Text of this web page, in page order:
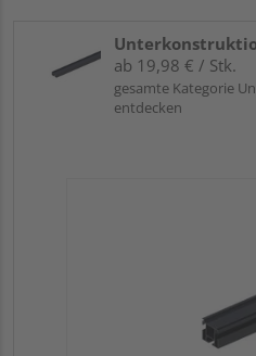
ab 19,98 € / Stk.
gesamte Kategorie
entdecken